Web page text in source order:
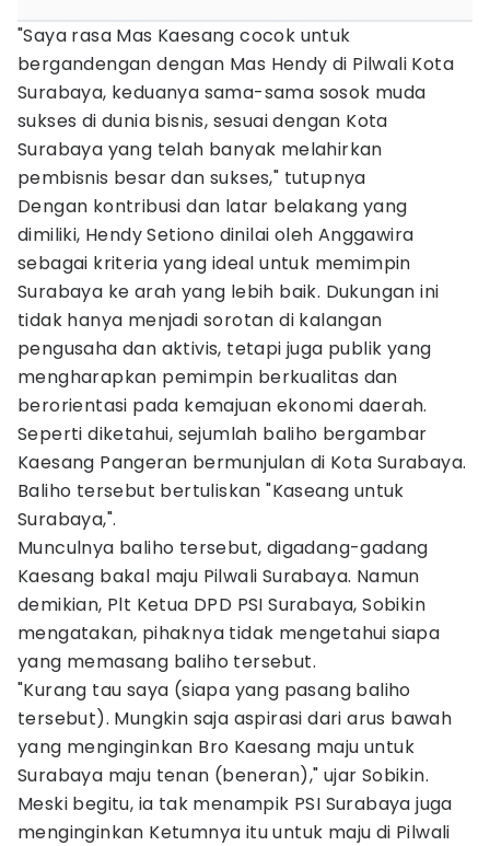
"Saya rasa Mas Kaesang cocok untuk
bergandengan dengan Mas Hendy di Pilwali Kota
Surabaya, keduanya sama-sama sosok muda
sukses di dunia bisnis, sesuai dengan Kota
Surabaya yang telah banyak melahirkan
pembisnis besar dan sukses," tutupnya
Dengan kontribusi dan latar belakang yang
dimiliki, Hendy Setiono dinilai oleh Anggawira
sebagai kriteria yang ideal untuk memimpin
Surabaya ke arah yang lebih baik. Dukungan ini
tidak hanya menjadi sorotan di kalangan
pengusaha dan aktivis, tetapi juga publik yang
mengharapkan pemimpin berkualitas dan
berorientasi pada kemajuan ekonomi daerah.
Seperti diketahui, sejumlah baliho bergambar
Kaesang Pangeran bermunjulan di Kota Surabaya.
Baliho tersebut bertuliskan "Kaseang untuk
Surabaya,".
Munculnya baliho tersebut, digadang-gadang
Kaesang bakal maju Pilwali Surabaya. Namun
demikian, Plt Ketua DPD PSI Surabaya, Sobikin
mengatakan, pihaknya tidak mengetahui siapa
yang memasang baliho tersebut.
"Kurang tau saya (siapa yang pasang baliho
tersebut). Mungkin saja aspirasi dari arus bawah
yang menginginkan Bro Kaesang maju untuk
Surabaya maju tenan (beneran)," ujar Sobikin.
Meski begitu, ia tak menampik PSI Surabaya juga
menginginkan Ketumnya itu untuk maju di Pilwali